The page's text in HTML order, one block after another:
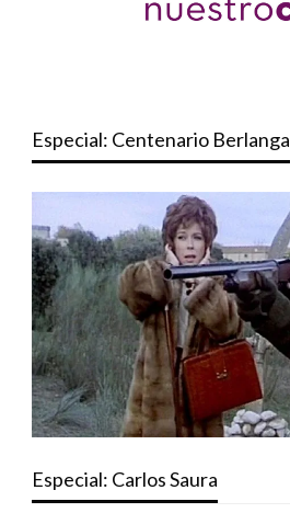
Especial: Centenario Berlanga
Especial: Carlos Saura